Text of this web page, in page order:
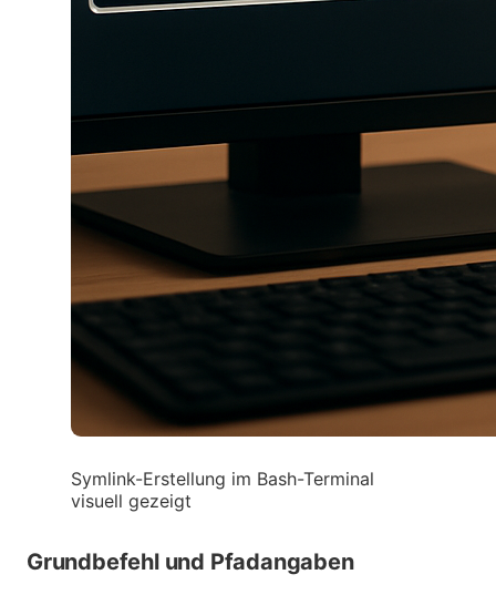
Symlink-Erstellung im Bash-Terminal
visuell gezeigt
Grundbefehl und Pfadangaben